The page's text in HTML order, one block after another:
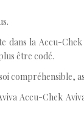
la Accu-
être codé.
compréhensible,
Accu-Chek